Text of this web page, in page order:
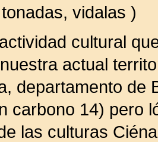
vidalas )
cultural
actual
departamento de
carbono 14) pero
las culturas